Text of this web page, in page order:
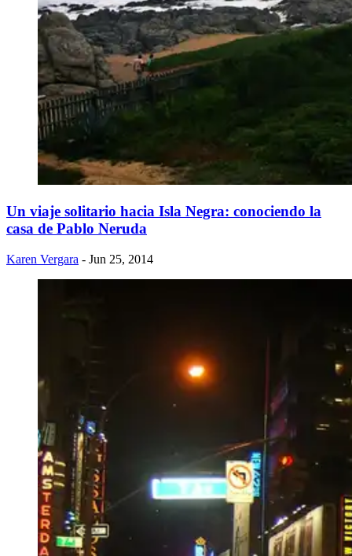
Un viaje solitario hacia Isla Negra: conociendo la
casa de Pablo Neruda
Karen Vergara - Jun 25, 2014